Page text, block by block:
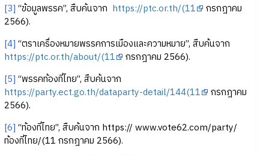
[3] “ข้อมูลพรรค”, สืบค้นจาก https://ptc.or.th/(11
กรกฎาคม
2566).
[4] “ตราเครื่องหมายพรรคการเมืองและความหมาย”, สืบค้นจาก
https://ptc.or.th/about/(11
กรกฎาคม 2566).
[5] “พรรคท้องที่ไทย”, สืบค้นจาก
https://party.ect.go.th/dataparty-detail/144(11
กรกฎาคม
2566).
[6] “ท้องที่ไทย”, สืบค้นจาก https:// www.vote62.com/party/
ท้องที่ไทย/(11 กรกฎาคม 2566).